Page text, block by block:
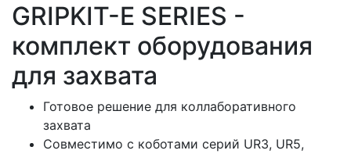
GRIPKIT-E SERIES -
комплект оборудования
для захвата
Готовое решение для коллаборативного
захвата
Совместимо с коботами серий UR3, UR5,